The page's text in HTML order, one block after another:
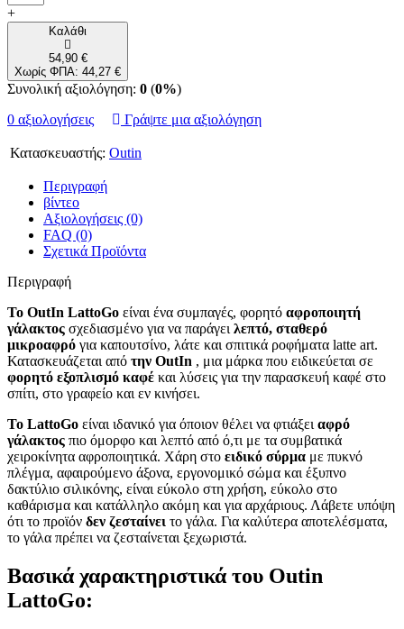
+
Καλάθι
54,90 €
Χωρίς ΦΠΑ: 44,27 €
Συνολική αξιολόγηση: 0 (0%)
0 αξιολογήσεις
Γράψτε μια αξιολόγηση
Κατασκευαστής: Outin
Περιγραφή
βίντεο
Αξιολογήσεις (0)
FAQ (0)
Σχετικά Προϊόντα
Περιγραφή
Το OutIn LattoGo είναι ένα συμπαγές, φορητό αφροποιητή
γάλακτος σχεδιασμένο για να παράγει λεπτό, σταθερό
μικροαφρό για καπουτσίνο, λάτε και σπιτικά ροφήματα latte art.
Κατασκευάζεται από την OutIn , μια μάρκα που ειδικεύεται σε
φορητό εξοπλισμό καφέ και λύσεις για την παρασκευή καφέ στο
σπίτι, στο γραφείο και εν κινήσει.
Το LattoGo είναι ιδανικό για όποιον θέλει να φτιάξει αφρό
γάλακτος πιο όμορφο και λεπτό από ό,τι με τα συμβατικά
χειροκίνητα αφροποιητικά. Χάρη στο ειδικό σύρμα με πυκνό
πλέγμα, αφαιρούμενο άξονα, εργονομικό σώμα και έξυπνο
δακτύλιο σιλικόνης, είναι εύκολο στη χρήση, εύκολο στο
καθάρισμα και κατάλληλο ακόμη και για αρχάριους. Λάβετε υπόψη
ότι το προϊόν δεν ζεσταίνει το γάλα. Για καλύτερα αποτελέσματα,
το γάλα πρέπει να ζεσταίνεται ξεχωριστά.
Βασικά χαρακτηριστικά του Outin
LattoGo: